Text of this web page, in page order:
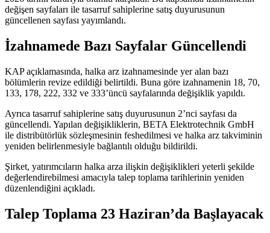
değişen sayfaları ile tasarruf sahiplerine satış duyurusunun
güncellenen sayfası yayımlandı.
İzahnamede Bazı Sayfalar Güncellendi
KAP açıklamasında, halka arz izahnamesinde yer alan bazı
bölümlerin revize edildiği belirtildi. Buna göre izahnamenin 18, 70,
133, 178, 222, 332 ve 333’üncü sayfalarında değişiklik yapıldı.
Ayrıca tasarruf sahiplerine satış duyurusunun 2’nci sayfası da
güncellendi. Yapılan değişikliklerin, BETA Elektrotechnik GmbH
ile distribütörlük sözleşmesinin feshedilmesi ve halka arz takviminin
yeniden belirlenmesiyle bağlantılı olduğu bildirildi.
Şirket, yatırımcıların halka arza ilişkin değişiklikleri yeterli şekilde
değerlendirebilmesi amacıyla talep toplama tarihlerinin yeniden
düzenlendiğini açıkladı.
Talep Toplama 23 Haziran’da Başlayacak